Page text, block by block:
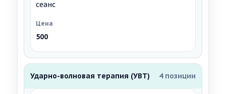
сеанс
500
Ударно-волновая терапия (УВТ) 4 позиции